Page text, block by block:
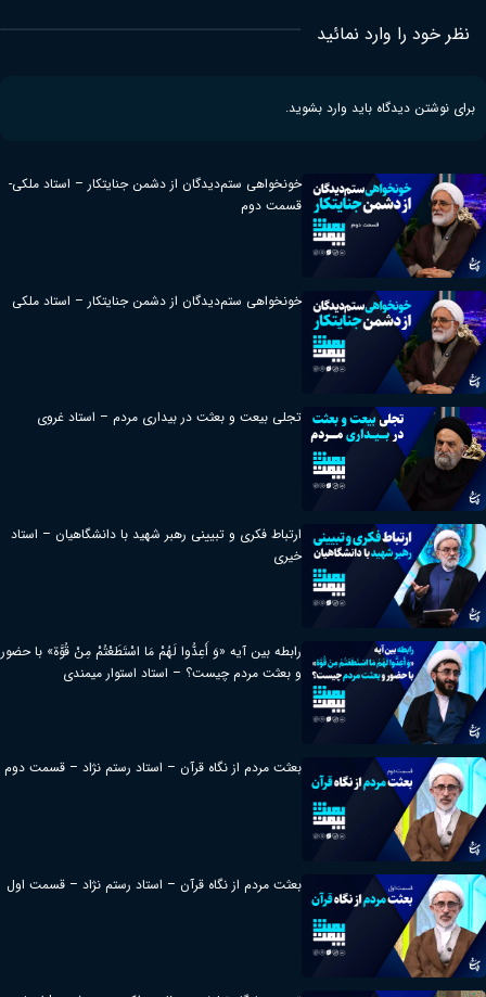
نظر خود را وارد نمائید
برای نوشتن دیدگاه باید وارد بشوید.
خونخواهی ستم‌دیدگان از دشمن جنایتکار – استاد ملکی-
قسمت دوم
خونخواهی ستم‌دیدگان از دشمن جنایتکار – استاد ملکی
تجلی بیعت و بعثت در بیداری مردم – استاد غروی
ارتباط فکری و تبیینی رهبر شهید با دانشگاهیان – استاد
خیری
رابطه بین آیه «وَ أَعِدُّوا لَهُمْ مَا اسْتَطَعْتُمْ مِنْ قُوَّة» با حضور
و بعثت مردم چیست؟ – استاد استوار میمندی
بعثت مردم از نگاه قرآن – استاد رستم نژاد – قسمت دوم
بعثت مردم از نگاه قرآن – استاد رستم نژاد – قسمت اول